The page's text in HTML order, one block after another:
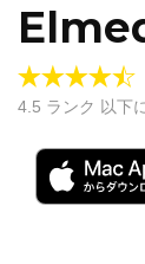
4.5 ランク 以下